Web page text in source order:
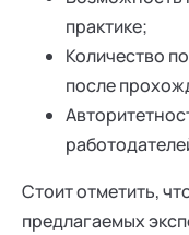
практике;
Количество
после
Стоит отметить,
предлагаемых